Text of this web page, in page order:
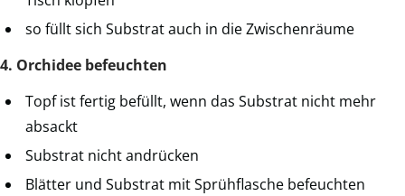
so füllt sich Substrat auch in die Zwischenräume
4. Orchidee befeuchten
Topf ist fertig befüllt, wenn das Substrat nicht mehr
absackt
Substrat nicht andrücken
Blätter und Substrat mit Sprühflasche befeuchten